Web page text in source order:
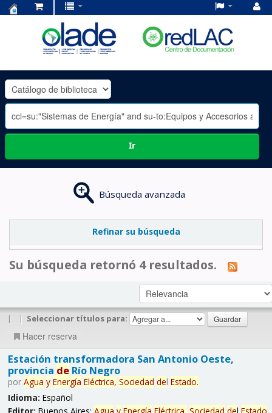
OLADE
-
Ir
Búsqueda avanzada
Refinar su búsqueda
Su búsqueda retornó 4 resultados.
| | Seleccionar títulos para:
Hacer reserva
Estación transformadora San Antonio Oeste,
provincia deRío Negro
por Agua y Energía Eléctrica, Sociedad del Estado.
Idioma: Español
Editor: Buenos Aires: Agua y Energía Eléctrica, Sociedad del Estado,